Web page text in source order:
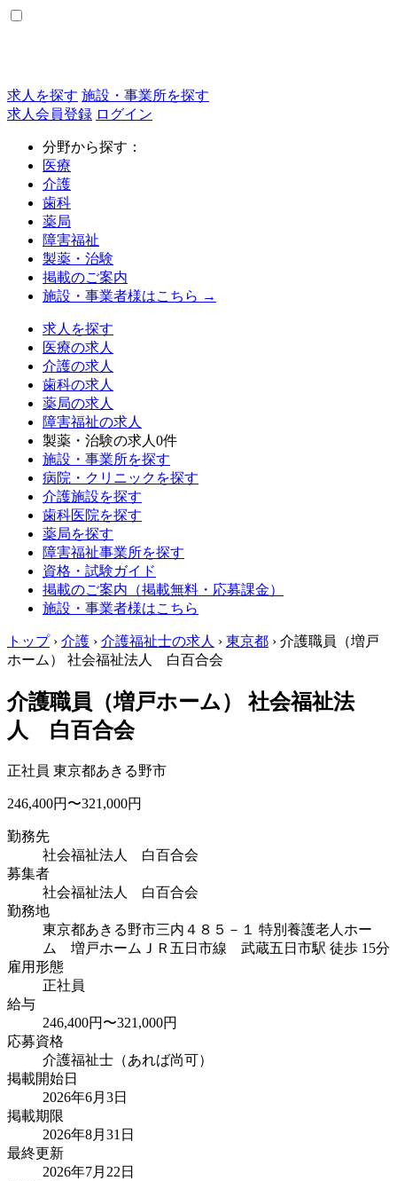
求人を探す 施設・事業所を探す
求人会員登録 ログイン
分野から探す：
医療
介護
歯科
薬局
障害福祉
製薬・治験
掲載のご案内
施設・事業者様はこちら →
求人を探す
医療の求人
介護の求人
歯科の求人
薬局の求人
障害福祉の求人
製薬・治験の求人 0件
施設・事業所を探す
病院・クリニックを探す
介護施設を探す
歯科医院を探す
薬局を探す
障害福祉事業所を探す
資格・試験ガイド
掲載のご案内（掲載無料・応募課金）
施設・事業者様はこちら
トップ › 介護 › 介護福祉士の求人 › 東京都 › 介護職員（増戸
ホーム） 社会福祉法人 白百合会
介護職員（増戸ホーム） 社会福祉法
人 白百合会
正社員 東京都あきる野市
246,400円〜321,000円
勤務先
社会福祉法人 白百合会
募集者
社会福祉法人 白百合会
勤務地
東京都あきる野市三内４８５－１ 特別養護老人ホー
ム 増戸ホーム ＪＲ五日市線 武蔵五日市駅 徒歩 15分
雇用形態
正社員
給与
246,400円〜321,000円
応募資格
介護福祉士（あれば尚可）
掲載開始日
2026年6月3日
掲載期限
2026年8月31日
最終更新
2026年7月22日